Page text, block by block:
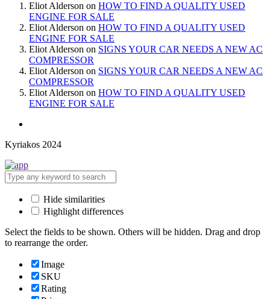
Eliot Alderson on HOW TO FIND A QUALITY USED
ENGINE FOR SALE
Eliot Alderson on HOW TO FIND A QUALITY USED
ENGINE FOR SALE
Eliot Alderson on SIGNS YOUR CAR NEEDS A NEW AC
COMPRESSOR
Eliot Alderson on SIGNS YOUR CAR NEEDS A NEW AC
COMPRESSOR
Eliot Alderson on HOW TO FIND A QUALITY USED
ENGINE FOR SALE
Kyriakos 2024
Hide similarities
Highlight differences
Select the fields to be shown. Others will be hidden. Drag and drop
to rearrange the order.
Image
SKU
Rating